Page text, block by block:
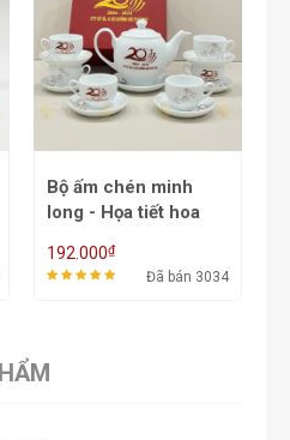
Bộ ấm chén minh
long - Họa tiết hoa
ACT1B -
500/650/800ml
192.000₫
Đã bán 3034